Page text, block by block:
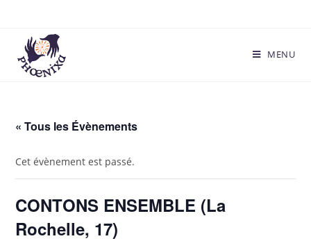
MENU
« Tous les Évènements
Cet évènement est passé.
CONTONS ENSEMBLE (La
Rochelle, 17)